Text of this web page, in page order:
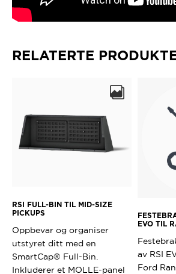
RELATERTE
RSI FULL-BIN TIL MID-SIZE
PICKUPS
Oppbevar og organiser
utstyret ditt med en
SmartCap® Full-Bin.
Inkluderer et MOLLE-panel
EVO TIL
av RSI
Ford